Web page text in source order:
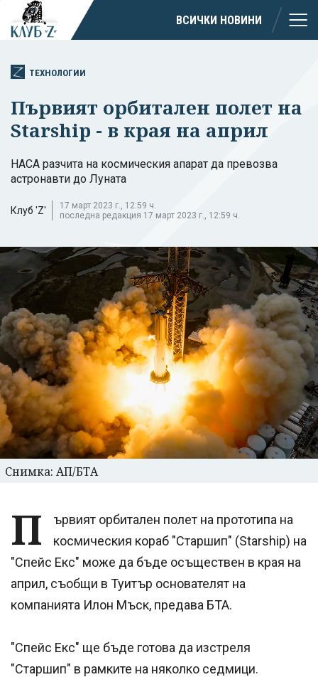
ВСИЧКИ НОВИНИ
ТЕХНОЛОГИИ
Първият орбитален полет на
Starship - в края на април
НАСА разчита на космическия апарат да превозва
астронавти до Луната
Клуб 'Z'
17 март 2023 г., 12:59 ч.
последна редакция 17 март 2023 г., 12:59 ч.
Снимка: АП/БТА
П
ървият орбитален полет на прототипа на
космическия кораб "Старшип" (Starship) на
"Спейс Екс" може да бъде осъществен в края на
април, съобщи в Туитър основателят на
компанията Илон Мъск, предава БТА.
"Спейс Екс" ще бъде готова да изстреля
"Старшип" в рамките на няколко седмици.